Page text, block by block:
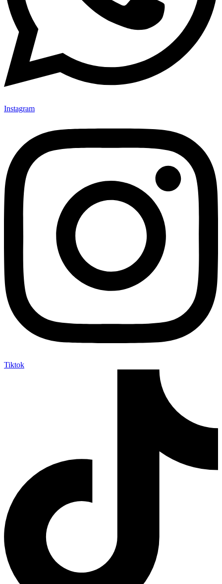
Instagram
Tiktok